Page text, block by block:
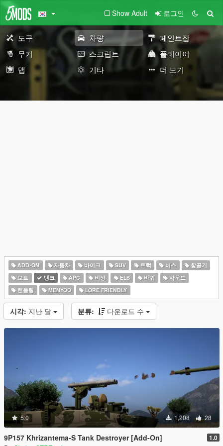
Show Adult 로그인
도구 차량
페인트잡
무기
스크립트
플레이어
맵
기타 더 보기
ADD-ON 자동차 바이크 SUV 트럭 버스
항공기
보트
탱크 APC 비상 ELS 바퀴
사운드
핸들링
MENYOO LORE FRIENDLY
시각: 지난 달 분류: 다운로드 수
5.0 1,208 28
9P157 Khrizantema-S Tank Destroyer [Add-On] 1.0